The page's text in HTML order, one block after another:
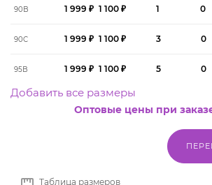
90B 1 999 ₽ 1 100 ₽ 1 0
90C 1 999 ₽ 1 100 ₽ 3 0
95B 1 999 ₽ 1 100 ₽ 5 0
Добавить все размеры
Оптовые цены при
Таблица размеров